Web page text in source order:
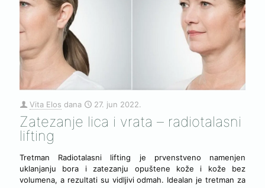
Vita Elos dana 27. jun 2022.
Zatezanje lica i vrata – radiotalasni
lifting
Tretman Radiotalasni lifting je prvenstveno namenjen
uklanjanju bora i zatezanju opuštene kože i kože bez
volumena, a rezultati su vidljivi odmah. Idealan je tretman za